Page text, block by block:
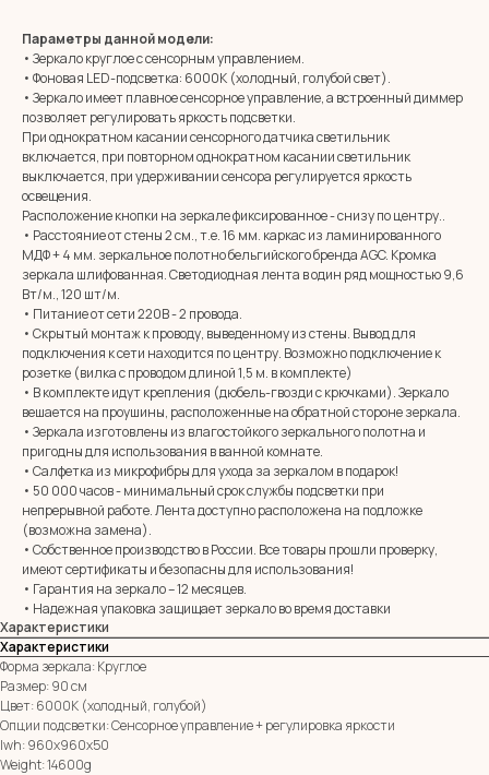
Параметры данной модели:
• Зеркало круглое с сенсорным управлением.
• Фоновая LED-подсветка: 6000К (холодный, голубой свет).
• Зеркало имеет плавное сенсорное управление, а встроенный диммер
позволяет регулировать яркость подсветки.
При однократном касании сенсорного датчика светильник
включается, при повторном однократном касании светильник
выключается, при удерживании сенсора регулируется яркость
освещения.
Расположение кнопки на зеркале фиксированное - снизу по центру..
• Расстояние от стены 2 см., т.е. 16 мм. каркас из ламинированного
МДФ + 4 мм. зеркальное полотно бельгийского бренда AGC. Кромка
зеркала шлифованная. Светодиодная лента в один ряд мощностью 9,6
Вт/м., 120 шт/м.
• Питание от сети 220В - 2 провода.
• Скрытый монтаж к проводу, выведенному из стены. Вывод для
подключения к сети находится по центру. Возможно подключение к
розетке (вилка с проводом длиной 1,5 м. в комплекте)
• В комплекте идут крепления (дюбель-гвозди с крючками). Зеркало
вешается на проушины, расположенные на обратной стороне зеркала.
• Зеркала изготовлены из влагостойкого зеркального полотна и
пригодны для использования в ванной комнате.
• Салфетка из микрофибры для ухода за зеркалом в подарок!
• 50 000 часов - минимальный срок службы подсветки при
непрерывной работе. Лента доступно расположена на подложке
(возможна замена).
• Собственное производство в России. Все товары прошли проверку,
имеют сертификаты и безопасны для использования!
• Гарантия на зеркало – 12 месяцев.
• Надежная упаковка защищает зеркало во время доставки
Характеристики
Характеристики
Форма зеркала: Круглое
Размер: 90 см
Цвет: 6000К (холодный, голубой)
Опции подсветки: Сенсорное управление + регулировка яркости
lwh: 960x960x50
Weight: 14600g
MIRROR ROOM
+7 (961) 595-72-73
E-mail:
Адрес: 350037, г. Краснодар,
х. им. Ленина, ДНТ Виктория,
ул. Казачья, д. 2А
zerkala@ksk23.ru
Остались вопросы?
Оставь заявку и мы с Вами свяжемся
Имя
Телефон
+7